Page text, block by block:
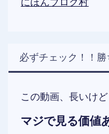
にほんブログ村
必ずチェック！！
この動画、長いけど
マジで見る価値